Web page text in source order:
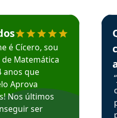
recomenda o Aprova
é Cícero, sou
Matemática
anos que
Aprova
Nos últimos
ser